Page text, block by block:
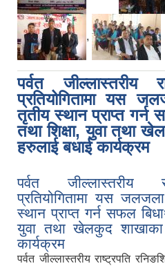
,
पर्वत जील्लास्तरीय
प्रतियोगितामा यस
तृतीय स्थान प्राप्त गर्न
तथा शिक्षा, युवा तथा
हरुलाई बधाई कार्यक्रम
पर्वत जील्लास्तरीय
प्रतियोगितामा यस
स्थान प्राप्त गर्न सफल
युवा तथा खेलकुद शाखाका
कार्यक्रम
पर्वत जील्लास्तरीय राष्ट्रपति